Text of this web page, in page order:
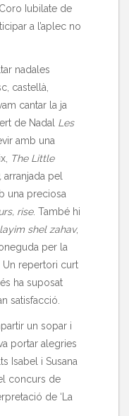
Iubilate de
a l’aplec no
nadales
castellà,
cantar la ja
de Nadal Les
amb una
The Little
arranjada pel
una preciosa
rise. També hi
shel zahav,
per la
Un repertori curt
ha suposat
satisfacció.
un sopar i
portar alegries
Isabel i Susana
concurs de
de ‘La